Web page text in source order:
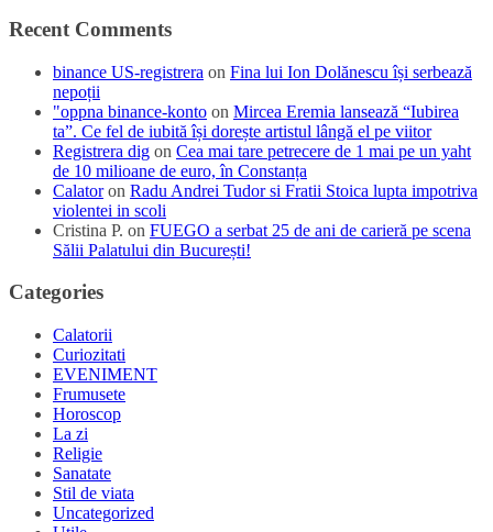
Recent Comments
binance US-registrera on Fina lui Ion Dolănescu își serbează
nepoții
"oppna binance-konto on Mircea Eremia lansează “Iubirea
ta”. Ce fel de iubită își dorește artistul lângă el pe viitor
Registrera dig on Cea mai tare petrecere de 1 mai pe un yaht
de 10 milioane de euro, în Constanța
Calatoron Radu Andrei Tudor si Fratii Stoica lupta impotriva
violentei in scoli
Cristina P. on FUEGO a serbat 25 de ani de carieră pe scena
Sălii Palatului din București!
Categories
Calatorii
Curiozitati
EVENIMENT
Frumusete
Horoscop
La zi
Religie
Sanatate
Stil de viata
Uncategorized